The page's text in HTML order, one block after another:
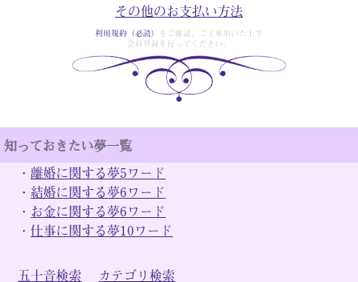
その他のお支払い方法
利用規約（必読）
をご確認、ご了承頂いた上で
会員登録を行ってください。
知っておきたい夢一覧
・ 離婚に関する夢5ワード
・ 結婚に関する夢6ワード
・ お金に関する夢6ワード
・仕事に関する夢10ワード
五十音検索 カテゴリ検索